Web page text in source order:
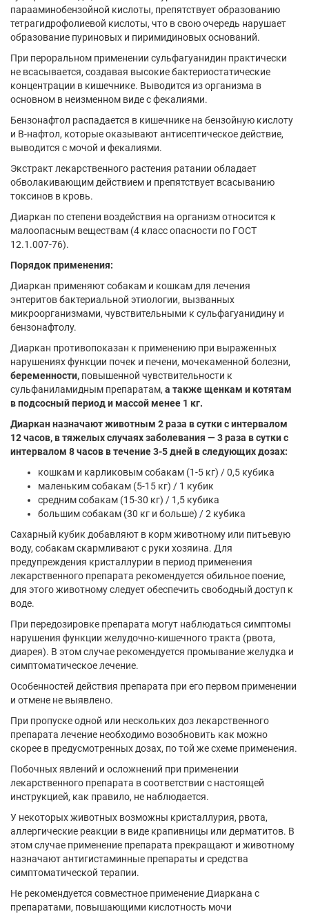
парааминобензойной кислоты, препятствует образованию
тетрагидрофолиевой кислоты, что в свою очередь нарушает
образование пуриновых и пиримидиновых оснований.
При пероральном применении сульфагуанидин практически
не всасывается, создавая высокие бактериостатические
концентрации в кишечнике. Выводится из организма в
основном в неизменном виде с фекалиями.
Бензонафтол распадается в кишечнике на бензойную кислоту
и В-нафтол, которые оказывают антисептическое действие,
выводится с мочой и фекалиями.
Экстракт лекарственного растения ратании обладает
обволакивающим действием и препятствует всасыванию
токсинов в кровь.
Диаркан по степени воздействия на организм относится к
малоопасным веществам (4 класс опасности по ГОСТ
12.1.007-76).
Порядок применения:
Диаркан применяют собакам и кошкам для лечения
энтеритов бактериальной этиологии, вызванных
микроорганизмами, чувствительными к сульфагуанидину и
бензонафтолу.
Диаркан противопоказан к применению при выраженных
нарушениях функции почек и печени, мочекаменной болезни,
беременности, повышенной чувствительности к
сульфаниламидным препаратам, а также щенкам и котятам
в подсосный период и массой менее 1 кг.
Диаркан назначают животным 2 раза в сутки с интервалом
12 часов, в тяжелых случаях заболевания — 3 раза в сутки с
интервалом 8 часов в течение 3-5 дней в следующих дозах:
кошкам и карликовым собакам (1-5 кг) / 0,5 кубика
маленьким собакам (5-15 кг) / 1 кубик
средним собакам (15-30 кг) / 1,5 кубика
большим собакам (30 кг и больше) / 2 кубика
Сахарный кубик добавляют в корм животному или питьевую
воду, собакам скармливают с руки хозяина. Для
предупреждения кристаллурии в период применения
лекарственного препарата рекомендуется обильное поение,
для этого животному следует обеспечить свободный доступ к
воде.
При передозировке препарата могут наблюдаться симптомы
нарушения функции желудочно-кишечного тракта (рвота,
диарея). В этом случае рекомендуется промывание желудка и
симптоматическое лечение.
Особенностей действия препарата при его первом применении
и отмене не выявлено.
При пропуске одной или нескольких доз лекарственного
препарата лечение необходимо возобновить как можно
скорее в предусмотренных дозах, по той же схеме применения.
Побочных явлений и осложнений при применении
лекарственного препарата в соответствии с настоящей
инструкцией, как правило, не наблюдается.
У некоторых животных возможны кристаллурия, рвота,
аллергические реакции в виде крапивницы или дерматитов. В
этом случае применение препарата прекращают и животному
назначают антигистаминные препараты и средства
симптоматической терапии.
Не рекомендуется совместное применение Диаркана с
препаратами, повышающими кислотность мочи